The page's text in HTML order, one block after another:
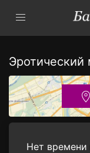
Нет времени